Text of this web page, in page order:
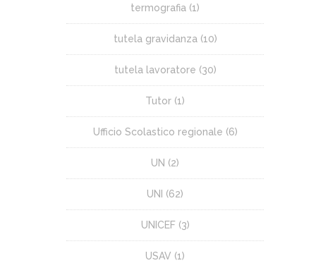
termografia (1)
tutela gravidanza (10)
tutela lavoratore (30)
Tutor (1)
Ufficio Scolastico regionale (6)
UN (2)
UNI (62)
UNICEF(3)
USAV (1)